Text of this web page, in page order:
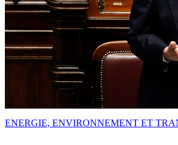
ENERGIE, ENVIRONNEMENT ET